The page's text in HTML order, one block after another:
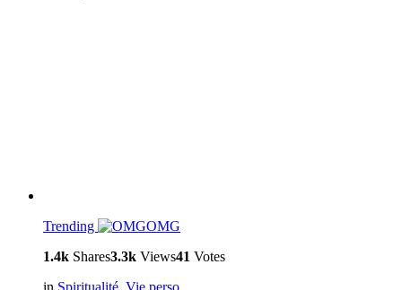
Trending
OMG
1.4k Shares3.3k Views41 Votes